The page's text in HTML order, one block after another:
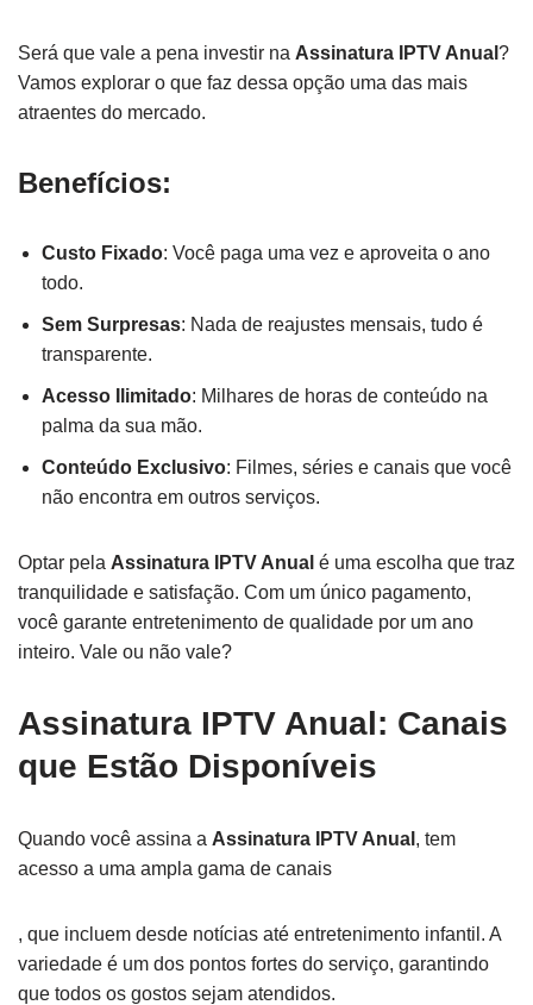
Será que vale a pena investir na Assinatura IPTV Anual ?
Vamos explorar o que faz dessa opção uma das mais
atraentes do mercado.
Benefícios:
Custo Fixado: Você paga uma vez e aproveita o ano
todo.
Sem Surpresas: Nada de reajustes mensais, tudo é
transparente.
Acesso Ilimitado: Milhares de horas de conteúdo na
palma da sua mão.
Conteúdo Exclusivo: Filmes, séries e canais que você
não encontra em outros serviços.
Optar pela Assinatura IPTV Anual é uma escolha que traz
tranquilidade e satisfação. Com um único pagamento,
você garante entretenimento de qualidade por um ano
inteiro. Vale ou não vale?
Assinatura IPTV Anual: Canais
que Estão Disponíveis
Quando você assina a Assinatura IPTV Anual , tem
acesso a uma ampla gama de canais
, que incluem desde notícias até entretenimento infantil. A
variedade é um dos pontos fortes do serviço, garantindo
que todos os gostos sejam atendidos.